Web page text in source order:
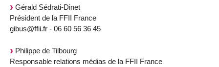
Gérald Sédrati-Dinet
Président de la FFII France
gibus@ffii.fr - 06 60 56 36 45
Philippe de Tilbourg
Responsable relations médias de la FFII France